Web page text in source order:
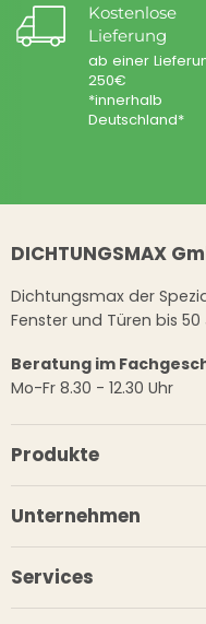
Kostenlose
Lieferung
ab einer
250€
*innerhalb
Deutschland*
DICHTUNGSMAX
Dichtungsmax der
Fenster und Türen bis 50
Beratung im
Mo-Fr 8.30 - 12.30 Uhr
Produkte
Unternehmen
Services